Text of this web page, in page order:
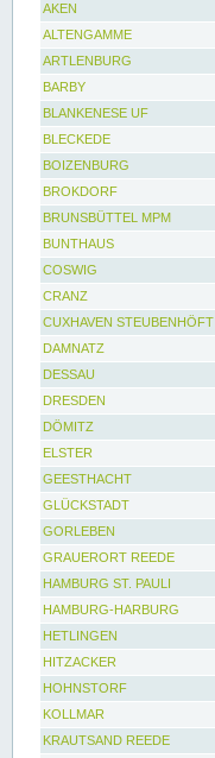
AKEN
ALTENGAMME
ARTLENBURG
BARBY
BLANKENESE UF
BLECKEDE
BOIZENBURG
BROKDORF
BRUNSBÜTTEL MPM
BUNTHAUS
COSWIG
CRANZ
CUXHAVEN STEUBENHÖFT
DAMNATZ
DESSAU
DRESDEN
DÖMITZ
ELSTER
GEESTHACHT
GLÜCKSTADT
GORLEBEN
GRAUERORT REEDE
HAMBURG ST. PAULI
HAMBURG-HARBURG
HETLINGEN
HITZACKER
HOHNSTORF
KOLLMAR
KRAUTSAND REEDE